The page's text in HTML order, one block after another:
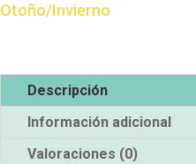
Otoño/Invierno
Descripción
Información adicional
Valoraciones (0)